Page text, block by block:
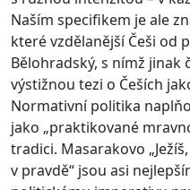
Naším specifikem je ale
které vzdělanější Češi od
Bělohradský, s nímž jinak
výstižnou tezi o Češích
Normativní politika
jako „praktikované
tradici. Masarakovo
v pravdě“ jsou asi